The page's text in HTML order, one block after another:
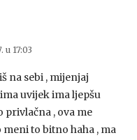
u 17:03
na sebi , mijenjaj
uvijek ima ljepšu
, ova me
meni to bitno haha , ma